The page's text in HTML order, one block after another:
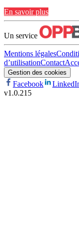
En savoir plus
Un service
Mentions légales
d’utilisationContact
Gestion des cookies
Facebook
v1.0.215